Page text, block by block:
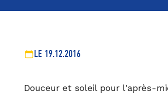
LE 19.12.2016
Douceur et soleil pour l'après-